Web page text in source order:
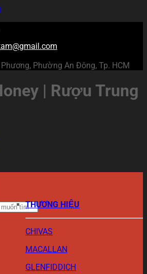
Phường An Đông, Tp. HCM
| Rượu Trung
THƯƠNG HIỆU
CHIVAS
MACALLAN
GLENFIDDICH